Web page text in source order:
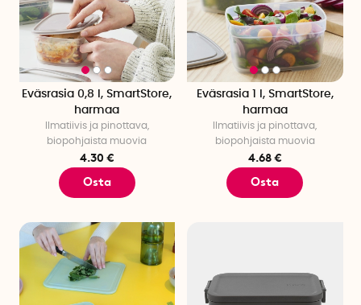
Eväsrasia 0,8 l, SmartStore,
harmaa
Ilmatiivis ja pinottava,
biopohjaista muovia
4.30 €
Osta
Eväsrasia 1 l, SmartStore,
harmaa
Ilmatiivis ja pinottava,
biopohjaista muovia
4.68 €
Osta